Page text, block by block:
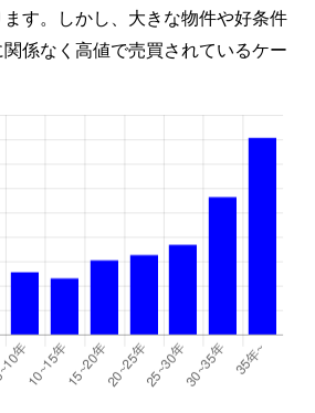
す。しかし、大きな物件や好条件
係なく高値で売買されているケー